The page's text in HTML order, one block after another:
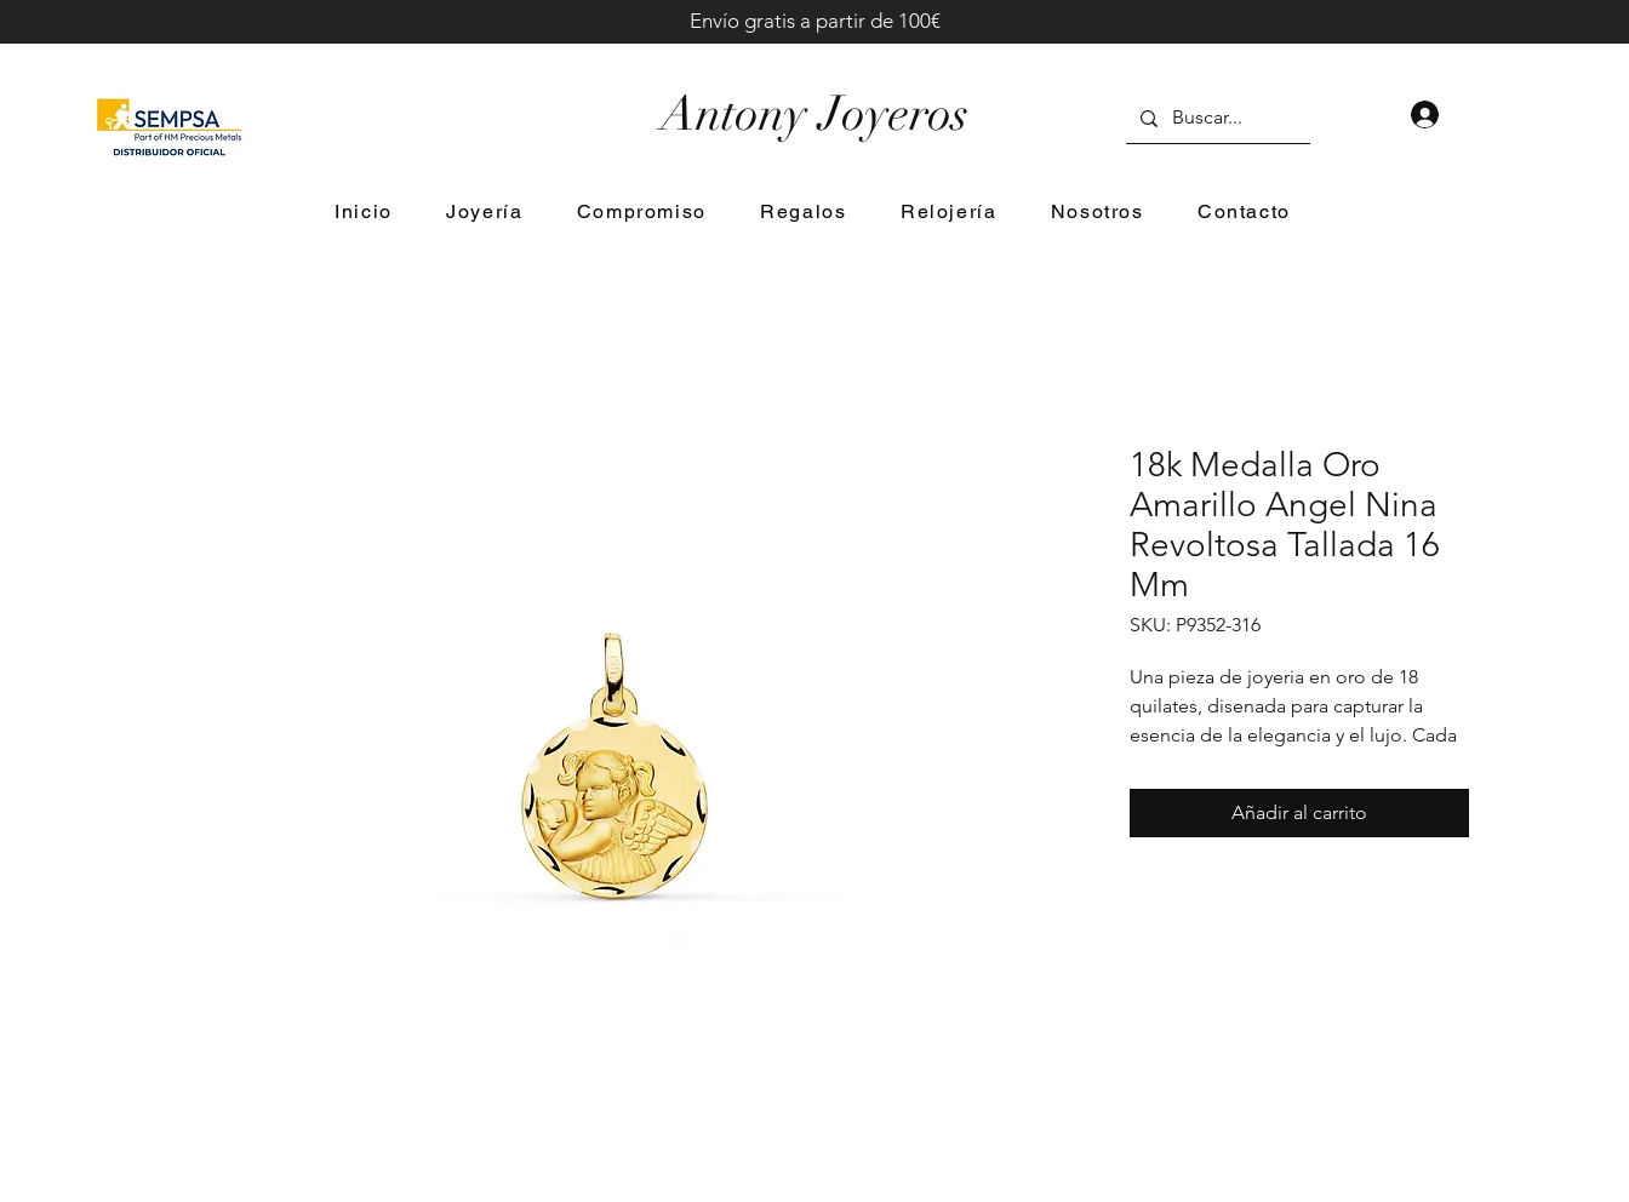
Antony Joyeros
Envío gratis a partir de 100€
Inicio Joyería Compromiso Regalos Relojería Nosotros Contacto
18k Medalla Oro
Amarillo Angel Nina
Revoltosa Tallada 16
Mm
SKU: P9352-316
Una pieza de joyeria en oro de 18
quilates, disenada para capturar la
esencia de la elegancia y el lujo. Cada
unico, pensado para realzar cualquier
ocasion con distincion.
Añadir al carrito